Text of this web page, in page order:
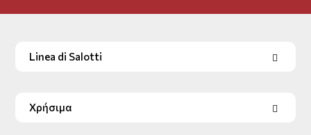
Linea di Salotti
Χρήσιμα